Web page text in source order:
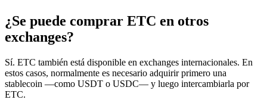
¿Se puede comprar ETC en otros
exchanges?
Sí. ETC también está disponible en exchanges internacionales. En
estos casos, normalmente es necesario adquirir primero una
stablecoin —como USDT o USDC— y luego intercambiarla por
ETC.